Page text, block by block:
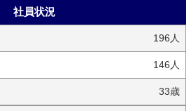
社員状況
196人
146人
33歳